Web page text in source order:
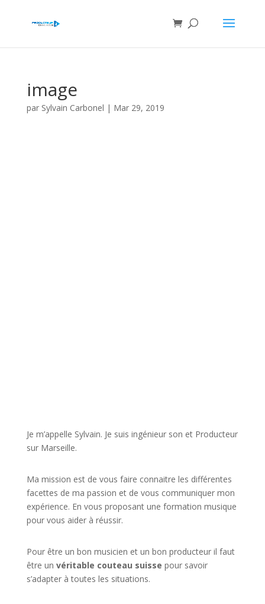
image
par Sylvain Carbonel | Mar 29, 2019
Je m’appelle Sylvain. Je suis ingénieur son et Producteur
sur Marseille.
Ma mission est de vous faire connaitre les différentes
facettes de ma passion et de vous communiquer mon
expérience. En vous proposant une formation musique
pour vous aider à réussir.
Pour être un bon musicien et un bon producteur il faut
être un véritable couteau suisse pour savoir
s’adapter à toutes les situations.